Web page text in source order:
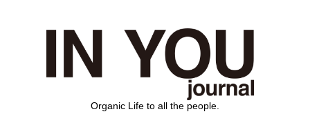
Organic Life to all the people.